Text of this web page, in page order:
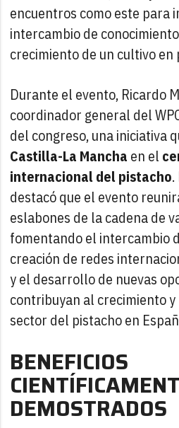
encuentros como este para
intercambio de
crecimiento de un cultivo en
Durante el evento, Ricardo
coordinador general del
del congreso, una iniciativa
Castilla-La Mancha en el
internacional del pistacho
destacó que el evento
eslabones de la cadena de
fomentando el intercambio
creación de redes
y el desarrollo de nuevas
contribuyan al crecimiento
sector del pistacho en
BENEFICIOS
DEMOSTRADOS